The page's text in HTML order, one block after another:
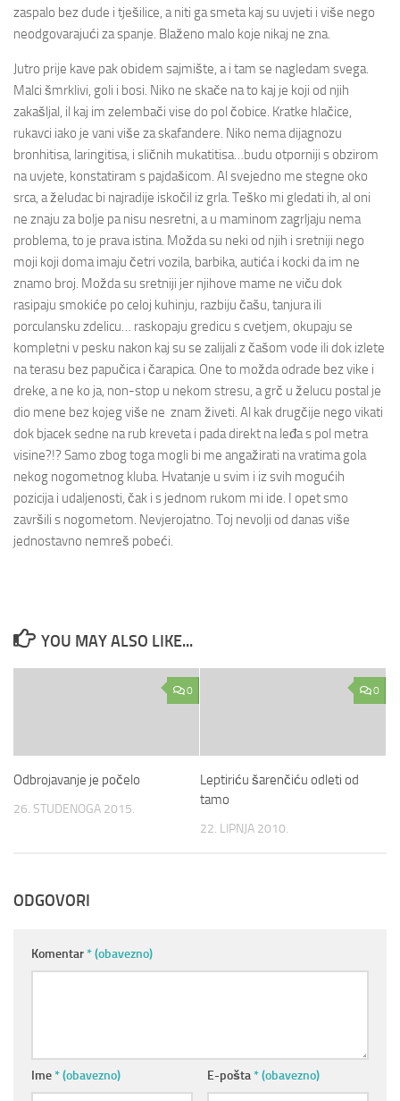
zaspalo bez dude i tješilice, a niti ga smeta kaj su uvjeti i više nego
neodgovarajući za spanje. Blaženo malo koje nikaj ne zna.
Jutro prije kave pak obidem sajmište, a i tam se nagledam svega.
Malci šmrklivi, goli i bosi. Niko ne skače na to kaj je koji od njih
zakašljal, il kaj im zelembači vise do pol čobice. Kratke hlačice,
rukavci iako je vani više za skafandere. Niko nema dijagnozu
bronhitisa, laringitisa, i sličnih mukatitisa…budu otporniji s obzirom
na uvjete, konstatiram s pajdašicom. Al svejedno me stegne oko
srca, a želudac bi najradije iskočil iz grla. Teško mi gledati ih, al oni
ne znaju za bolje pa nisu nesretni, a u maminom zagrljaju nema
problema, to je prava istina. Možda su neki od njih i sretniji nego
moji koji doma imaju četri vozila, barbika, autića i kocki da im ne
znamo broj. Možda su sretniji jer njihove mame ne viču dok
rasipaju smokiće po celoj kuhinju, razbiju čašu, tanjura ili
porculansku zdelicu… raskopaju gredicu s cvetjem, okupaju se
kompletni v pesku nakon kaj su se zalijali z čašom vode ili dok izlete
na terasu bez papučica i čarapica. One to možda odrade bez vike i
dreke, a ne ko ja, non-stop u nekom stresu, a grč u želucu postal je
dio mene bez kojeg više ne znam živeti. Al kak drugčije nego vikati
dok bjacek sedne na rub kreveta i pada direkt na leđa s pol metra
visine?!? Samo zbog toga mogli bi me angažirati na vratima gola
nekog nogometnog kluba. Hvatanje u svim i iz svih mogućih
pozicija i udaljenosti, čak i s jednom rukom mi ide. I opet smo
završili s nogometom. Nevjerojatno. Toj nevolji od danas više
jednostavno nemreš pobeći.
YOU MAY ALSO LIKE...
0
Odbrojavanje je počelo
26. STUDENOGA 2015.
0
Leptiriću šarenčiću odleti od
tamo
22. LIPNJA 2010.
ODGOVORI
Komentar* (obavezno)
Ime* (obavezno) E-pošta* (obavezno)